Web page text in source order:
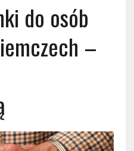
do osób
–